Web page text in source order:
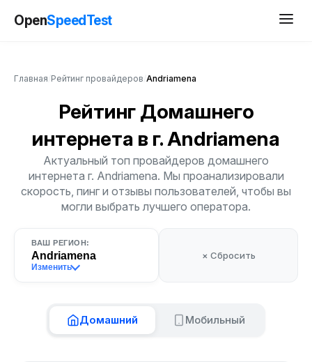
OpenSpeedTest
Главная Рейтинг провайдеров Andriamena
Рейтинг Домашнего
интернета в г. Andriamena
Актуальный топ провайдеров домашнего
интернета г. Andriamena. Мы проанализировали
скорость, пинг и отзывы пользователей, чтобы вы
могли выбрать лучшего оператора.
ВАШ РЕГИОН:
Andriamena
Изменить
× Сбросить
Домашний Мобильный